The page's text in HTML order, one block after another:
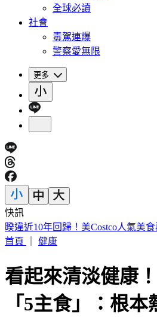
全球必讀
社會
毒駕連爆
警察愛無限
更多
快訊
SBS歌謠大戰／3大女團合體重唱
首頁
健康
看起來清淡健康
「5主食」：根